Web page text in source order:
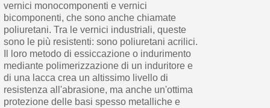
vernici monocomponenti e vernici
bicomponenti, che sono anche chiamate
poliuretani. Tra le vernici industriali, queste
sono le più resistenti: sono poliuretani acrilici.
Il loro metodo di essiccazione o indurimento
mediante polimerizzazione di un induritore e
di una lacca crea un altissimo livello di
resistenza all'abrasione, ma anche un'ottima
protezione delle basi spesso metalliche e